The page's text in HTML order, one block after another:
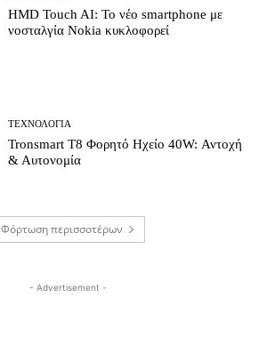
HMD Touch AI: Το νέο smartphone με
νοσταλγία Nokia κυκλοφορεί
ΤΕΧΝΟΛΟΓΊΑ
Tronsmart T8 Φορητό Ηχείο 40W: Αντοχή
& Αυτονομία
Φόρτωση περισσοτέρων
- Advertisement -